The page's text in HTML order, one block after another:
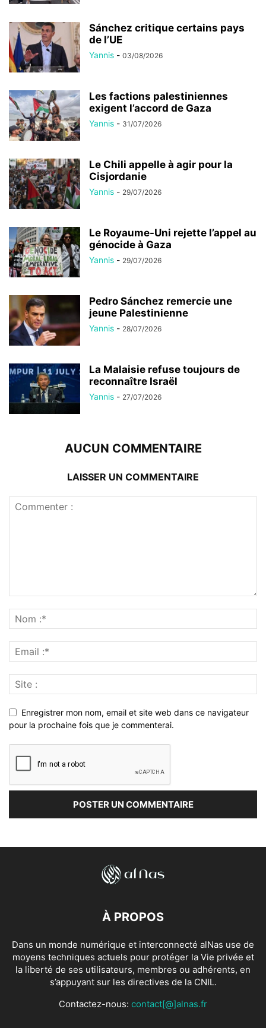
Sánchez critique certains pays
de l’UE
Yannis - 03/08/2026
Les factions palestiniennes
exigent l’accord de Gaza
Yannis - 31/07/2026
Le Chili appelle à agir pour la
Cisjordanie
Yannis - 29/07/2026
Le Royaume-Uni rejette l’appel au
génocide à Gaza
Yannis - 29/07/2026
Pedro Sánchez remercie une
jeune Palestinienne
Yannis - 28/07/2026
La Malaisie refuse toujours de
reconnaître Israël
Yannis - 27/07/2026
AUCUN COMMENTAIRE
LAISSER UN COMMENTAIRE
Enregistrer mon nom, email et site web dans ce navigateur
pour la prochaine fois que je commenterai.
À PROPOS
Dans un monde numérique et interconnecté alNas use de
moyens techniques actuels pour protéger la Vie privée et
la liberté de ses utilisateurs, membres ou adhérents, en
s’appuyant sur les directives de la CNIL.
Contactez-nous: contact[@]alnas.fr